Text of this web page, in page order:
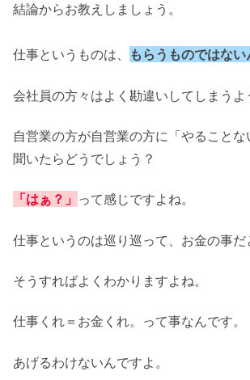
結論からお教えしましょう。
仕事というものは、 もらうものではない
会社員の方々はよく勘違いしてしまうよ
自営業の方が自営業の方に「やること
聞いたらどうでしょう？
「はぁ？」 って感じですよね。
仕事というのは巡り巡って、お金の事だ
そうすればよくわかりますよね。
仕事くれ＝お金くれ。って事なんです。
あげるわけないんですよ。